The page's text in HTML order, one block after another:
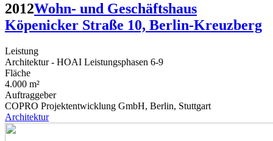
2012Wohn- und Geschäftshaus
Köpenicker Straße 10, Berlin-Kreuzberg
Leistung
Architektur - HOAI Leistungsphasen 6-9
Fläche
4.000 m²
Auftraggeber
COPRO Projektentwicklung GmbH, Berlin, Stuttgart
Architektur